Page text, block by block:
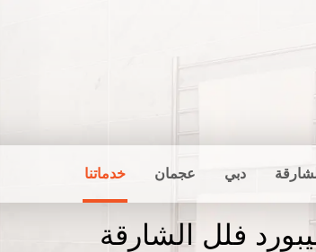
دبي عجمان خدماتنا
فلل الشارقة